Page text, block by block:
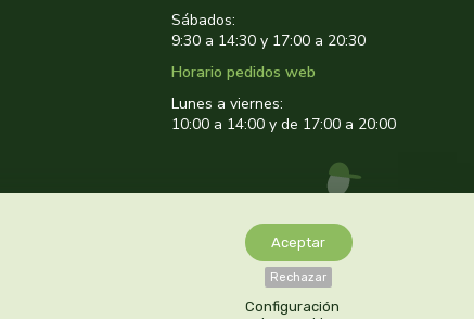
Aceptar
Rechazar
Configuración
Sábados:
9:30 a 14:30 y 17:00 a 20:30
Horario pedidos web
Lunes a viernes:
10:00 a 14:00 y de 17:00 a 20:00